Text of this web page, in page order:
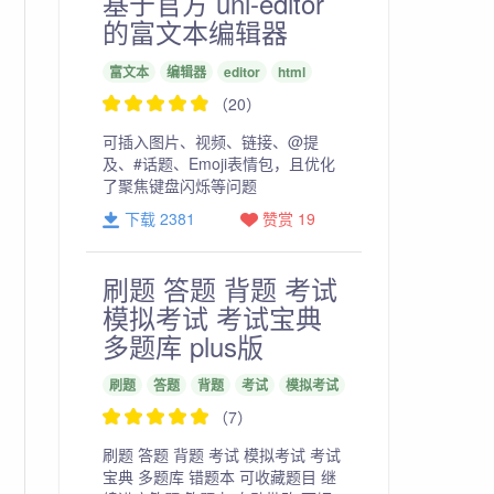
的富文本编辑器
富文本 编辑器 editor html
（20）
可插入图片、视频、链接、@提
及、#话题、Emoji表情包，且优化
了聚焦键盘闪烁等问题
下载 2381
赞赏 19
刷题 答题 背题 考试
模拟考试 考试宝典
多题库 plus版
刷题 答题 背题 考试 模拟考试
（7）
刷题 答题 背题 考试 模拟考试 考试
宝典 多题库 错题本 可收藏题目 继